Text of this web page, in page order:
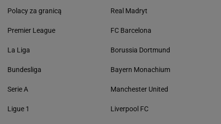
Polacy za granicą
Premier League
La Liga
Bundesliga
Serie A
Ligue 1
Real Madryt
FC Barcelona
Borussia Dortmund
Bayern Monachium
Manchester United
Liverpool FC